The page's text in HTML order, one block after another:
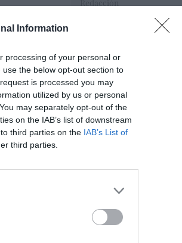
Information
processing of your personal or
the below opt-out section to
is processed you may
utilized by us or personal
may separately opt-out of the
on the IAB’s list of downstream
third parties on the IAB’s List of
third parties.
abandonado a su país,
porque Ceuta es
España. Tenemos un
Gobierno en
connivencia con
Marruecos”: acusa una
ceutí
“Europa lleva
poniendo aranceles
productos y compañías
americanas (y